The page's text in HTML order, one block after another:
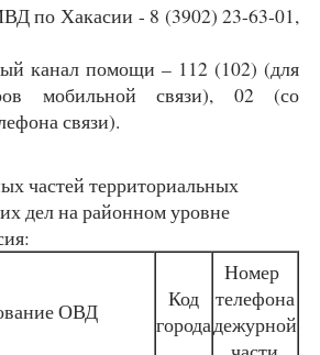
по Хакасии - 8 (3902) 23-63-01,
канал помощи – 112 (102) (для
мобильной связи), 02 (со
связи).
частей территориальных
дел на районном уровне
ОВД
Код
города
Номер
телефона
дежурной